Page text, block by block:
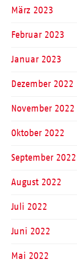
März 2023
Februar 2023
Januar 2023
Dezember 2022
November 2022
Oktober 2022
September 2022
August 2022
Juli 2022
Juni 2022
Mai 2022